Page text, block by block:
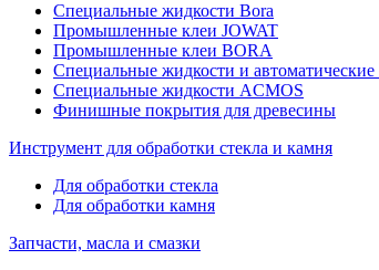
Специальные жидкости Bora
Промышленные клеи JOWAT
Промышленные клеи BORA
Специальные жидкости и
Специальные жидкости ACMOS
Финишные покрытия для древесины
Инструмент для обработки стекла и камня
Для обработки стекла
Для обработки камня
Запчасти, масла и смазки